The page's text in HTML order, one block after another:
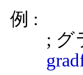
例 :